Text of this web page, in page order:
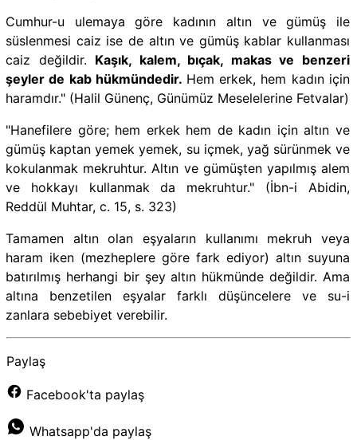
Cumhur-u ulemaya göre kadının altın ve gümüş ile
süslenmesi caiz ise de altın ve gümüş kablar kullanması
caiz değildir. Kaşık, kalem, bıçak, makas ve benzeri
şeyler de kab hükmündedir. Hem erkek, hem kadın için
haramdır." (Halil Günenç, Günümüz Meselelerine Fetvalar)
"Hanefilere göre; hem erkek hem de kadın için altın ve
gümüş kaptan yemek yemek, su içmek, yağ sürünmek ve
kokulanmak mekruhtur. Altın ve gümüşten yapılmış alem
ve hokkayı kullanmak da mekruhtur." (İbn-i Abidin,
Reddül Muhtar, c. 15, s. 323)
Tamamen altın olan eşyaların kullanımı mekruh veya
haram iken (mezheplere göre fark ediyor) altın suyuna
batırılmış herhangi bir şey altın hükmünde değildir. Ama
altına benzetilen eşyalar farklı düşüncelere ve su-i
zanlara sebebiyet verebilir.
Paylaş
Facebook'ta paylaş
Whatsapp'da paylaş